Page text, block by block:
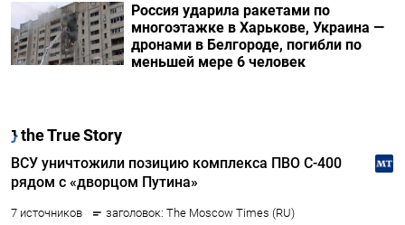
Россия ударила ракетами по
многоэтажке в Харькове, Украина —
дронами в Белгороде, погибли по
меньшей мере 6 человек